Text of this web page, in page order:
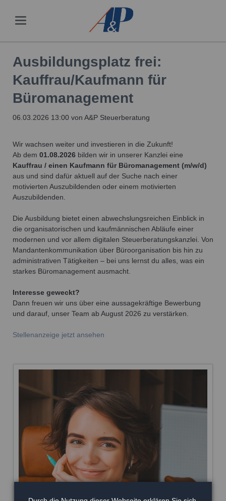
Ausbildungsplatz frei:
Kauffrau/Kaufmann für
Büromanagement
06.03.2026 13:00von A&P Steuerberatung
Wir wachsen weiter und investieren in die Zukunft!
Ab dem 01.08.2026bilden wir in unserer Kanzlei eine
Kauffrau / einen Kaufmann für Büromanagement (m/w/d)
aus und sind dafür aktuell auf der Suche nach einer
motivierten Auszubildenden oder einem motivierten
Auszubildenden.
Die Ausbildung bietet einen abwechslungsreichen Einblick in
die organisatorischen und kaufmännischen Abläufe einer
modernen und vor allem digitalen Steuerberatungskanzlei. Von
Mandantenkommunikation über Büroorganisation bis hin zu
administrativen Tätigkeiten – bei uns lernst du alles, was ein
starkes Büromanagement ausmacht.
Interesse geweckt?
Dann freuen wir uns über eine aussagekräftige Bewerbung
und darauf, unser Team ab August 2026 zu verstärken.
Stellenanzeige jetzt ansehen